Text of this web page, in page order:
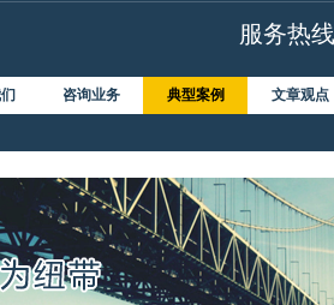
服务热
咨询业务 典型案例 文章观点